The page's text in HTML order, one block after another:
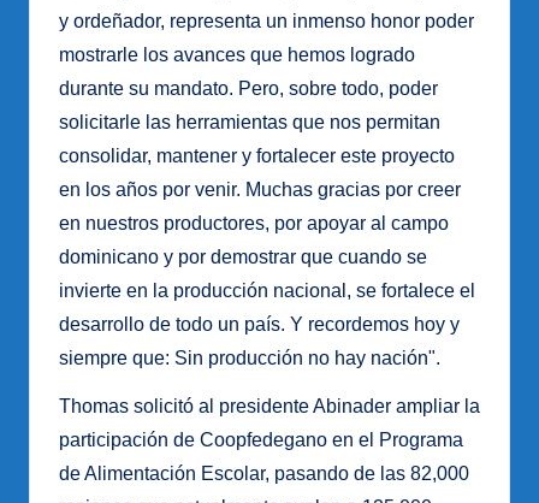
y ordeñador, representa un inmenso honor poder
mostrarle los avances que hemos logrado
durante su mandato. Pero, sobre todo, poder
solicitarle las herramientas que nos permitan
consolidar, mantener y fortalecer este proyecto
en los años por venir. Muchas gracias por creer
en nuestros productores, por apoyar al campo
dominicano y por demostrar que cuando se
invierte en la producción nacional, se fortalece el
desarrollo de todo un país. Y recordemos hoy y
siempre que: Sin producción no hay nación".
Thomas solicitó al presidente Abinader ampliar la
participación de Coopfedegano en el Programa
de Alimentación Escolar, pasando de las 82,000